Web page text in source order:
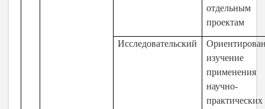
отдельным
проектам
Исследовательский
изучение
применения
научно-
практических